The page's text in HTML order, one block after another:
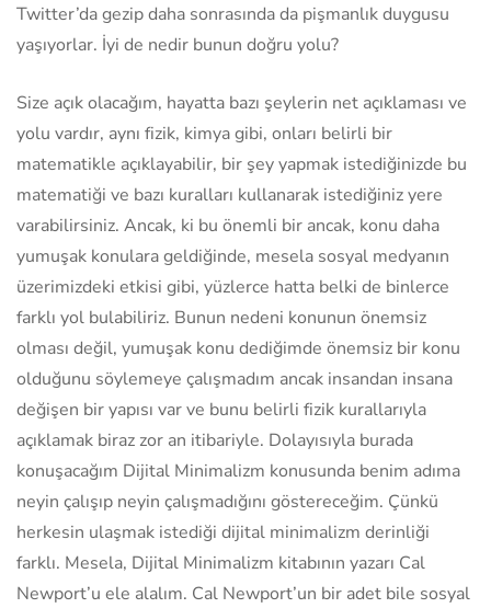
Twitter’da gezip daha sonrasında da pişmanlık duygusu
yaşıyorlar. İyi de nedir bunun doğru yolu?
Size açık olacağım, hayatta bazı şeylerin net açıklaması ve
yolu vardır, aynı fizik, kimya gibi, onları belirli bir
matematikle açıklayabilir, bir şey yapmak istediğinizde bu
matematiği ve bazı kuralları kullanarak istediğiniz yere
varabilirsiniz. Ancak, ki bu önemli bir ancak, konu daha
yumuşak konulara geldiğinde, mesela sosyal medyanın
üzerimizdeki etkisi gibi, yüzlerce hatta belki de binlerce
farklı yol bulabiliriz. Bunun nedeni konunun önemsiz
olması değil, yumuşak konu dediğimde önemsiz bir konu
olduğunu söylemeye çalışmadım ancak insandan insana
değişen bir yapısı var ve bunu belirli fizik kurallarıyla
açıklamak biraz zor an itibariyle. Dolayısıyla burada
konuşacağım Dijital Minimalizm konusunda benim adıma
neyin çalışıp neyin çalışmadığını göstereceğim. Çünkü
herkesin ulaşmak istediği dijital minimalizm derinliği
farklı. Mesela, Dijital Minimalizm kitabının yazarı Cal
Newport’u ele alalım. Cal Newport’un bir adet bile sosyal